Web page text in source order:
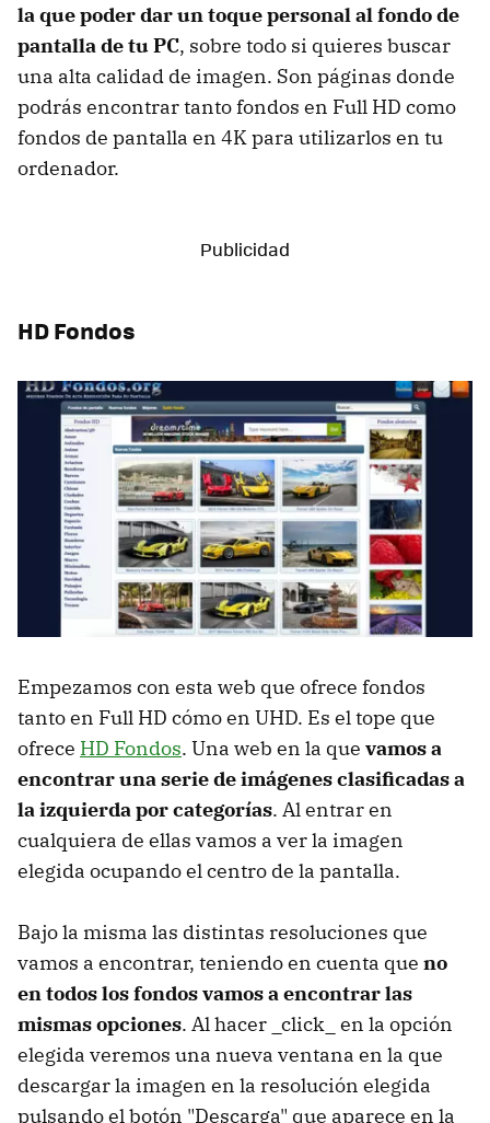
la que poder dar un toque personal al fondo de
pantalla de tu PC, sobre todo si quieres buscar
una alta calidad de imagen. Son páginas donde
podrás encontrar tanto fondos en Full HD como
fondos de pantalla en 4K para utilizarlos en tu
ordenador.
HD Fondos
Empezamos con esta web que ofrece fondos
tanto en Full HD cómo en UHD. Es el tope que
ofrece HD Fondos. Una web en la que vamos a
encontrar una serie de imágenes clasificadas a
la izquierda por categorías. Al entrar en
cualquiera de ellas vamos a ver la imagen
elegida ocupando el centro de la pantalla.
Bajo la misma las distintas resoluciones que
vamos a encontrar, teniendo en cuenta que no
en todos los fondos vamos a encontrar las
mismas opciones. Al hacer _click_ en la opción
elegida veremos una nueva ventana en la que
descargar la imagen en la resolución elegida
pulsando el botón "Descarga" que aparece en la